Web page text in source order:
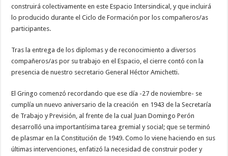
construirá colectivamente en este Espacio Intersindical, y que incluirá
lo producido durante el Ciclo de Formación por los compañeros/as
participantes.
Tras la entrega de los diplomas y de reconocimiento a diversos
compañeros/as por su trabajo en el Espacio, el cierre contó con la
presencia de nuestro secretario General Héctor Amichetti.
El Gringo comenzó recordando que ese día -27 de noviembre- se
cumplía un nuevo aniversario de la creación en 1943 de la Secretaría
de Trabajo y Previsión, al frente de la cual Juan Domingo Perón
desarrolló una importantísima tarea gremial y social; que se terminó
de plasmar en la Constitución de 1949. Como lo viene haciendo en sus
últimas intervenciones, enfatizó la necesidad de construir poder y